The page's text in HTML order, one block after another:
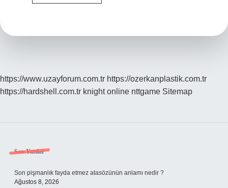
Icinde
https://www.uzayforum.com.tr https://ozerkanplastik.com.tr
https://hardshell.com.tr knight online nttgame Sitemap
Sidebar
Son Yazılar
Son pişmanlık fayda etmez atasözünün anlamı nedir ?
Ağustos 8, 2026